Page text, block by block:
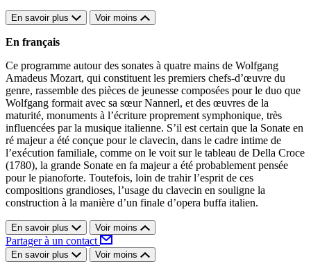
En savoir plus Voir moins
En français
Ce programme autour des sonates à quatre mains de Wolfgang
Amadeus Mozart, qui constituent les premiers chefs-d’œuvre du
genre, rassemble des pièces de jeunesse composées pour le duo que
Wolfgang formait avec sa sœur Nannerl, et des œuvres de la
maturité, monuments à l’écriture proprement symphonique, très
influencées par la musique italienne. S’il est certain que la Sonate en
ré majeur a été conçue pour le clavecin, dans le cadre intime de
l’exécution familiale, comme on le voit sur le tableau de Della Croce
(1780), la grande Sonate en fa majeur a été probablement pensée
pour le pianoforte. Toutefois, loin de trahir l’esprit de ces
compositions grandioses, l’usage du clavecin en souligne la
construction à la manière d’un finale d’opera buffa italien.
En savoir plus Voir moins
Partager à un contact
En savoir plus Voir moins